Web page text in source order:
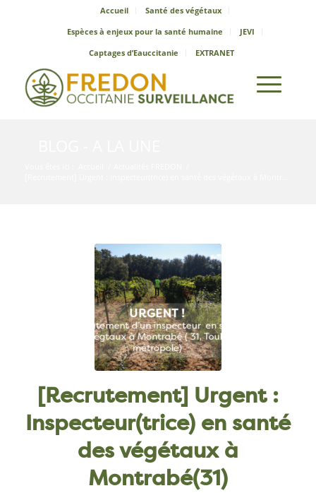
Accueil
Santé des végétaux
Espèces à enjeux pour la santé humaine
JEVI
Captages d’Eauccitanie
EXTRANET
[Recrutement] Urgent :
Inspecteur(trice) en santé
des végétaux à
Montrabé(31)